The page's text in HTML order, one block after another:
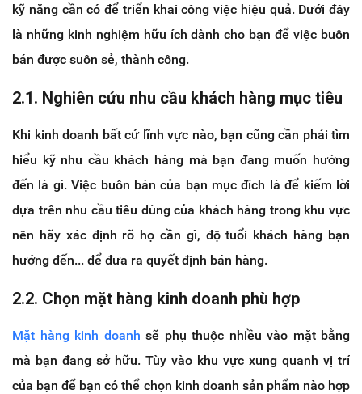
kỹ năng cần có để triển khai công việc hiệu quả. Dưới đây
là những kinh nghiệm hữu ích dành cho bạn để việc buôn
bán được suôn sẻ, thành công.
2.1. Nghiên cứu nhu cầu khách hàng mục tiêu
Khi kinh doanh bất cứ lĩnh vực nào, bạn cũng cần phải tìm
hiểu kỹ nhu cầu khách hàng mà bạn đang muốn hướng
đến là gì. Việc buôn bán của bạn mục đích là để kiếm lời
dựa trên nhu cầu tiêu dùng của khách hàng trong khu vực
nên hãy xác định rõ họ cần gì, độ tuổi khách hàng bạn
hướng đến... để đưa ra quyết định bán hàng.
2.2. Chọn mặt hàng kinh doanh phù hợp
Mặt hàng kinh doanh sẽ phụ thuộc nhiều vào mặt bằng
mà bạn đang sở hữu. Tùy vào khu vực xung quanh vị trí
của bạn để bạn có thể chọn kinh doanh sản phẩm nào hợp